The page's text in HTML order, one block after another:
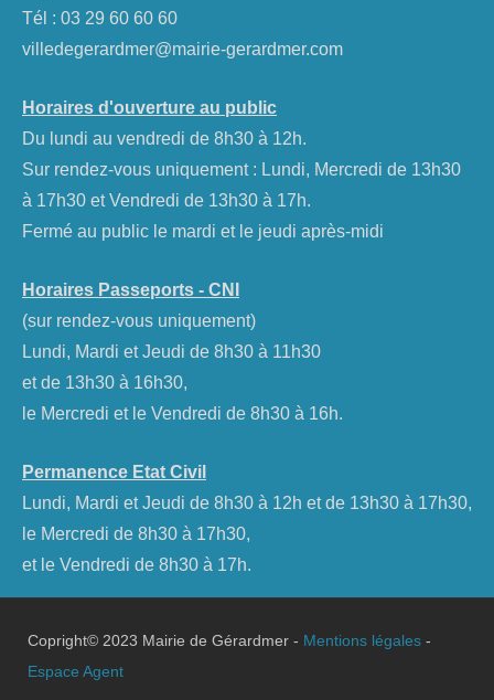
Tél : 03 29 60 60 60
villedegerardmer@mairie-gerardmer.com
Horaires d'ouverture au public
Du lundi au vendredi de 8h30 à 12h.
Sur rendez-vous uniquement : Lundi, Mercredi de 13h30
à 17h30 et Vendredi de 13h30 à 17h.
Fermé au public le mardi et le jeudi après-midi
Horaires Passeports - CNI
(sur rendez-vous uniquement)
Lundi, Mardi et Jeudi de 8h30 à 11h30
et de 13h30 à 16h30,
le Mercredi et le Vendredi de 8h30 à 16h.
Permanence Etat Civil
Lundi, Mardi et Jeudi de 8h30 à 12h et de 13h30 à 17h30,
le Mercredi de 8h30 à 17h30,
et le Vendredi de 8h30 à 17h.
Copright© 2023 Mairie de Gérardmer - Mentions légales -
Espace Agent